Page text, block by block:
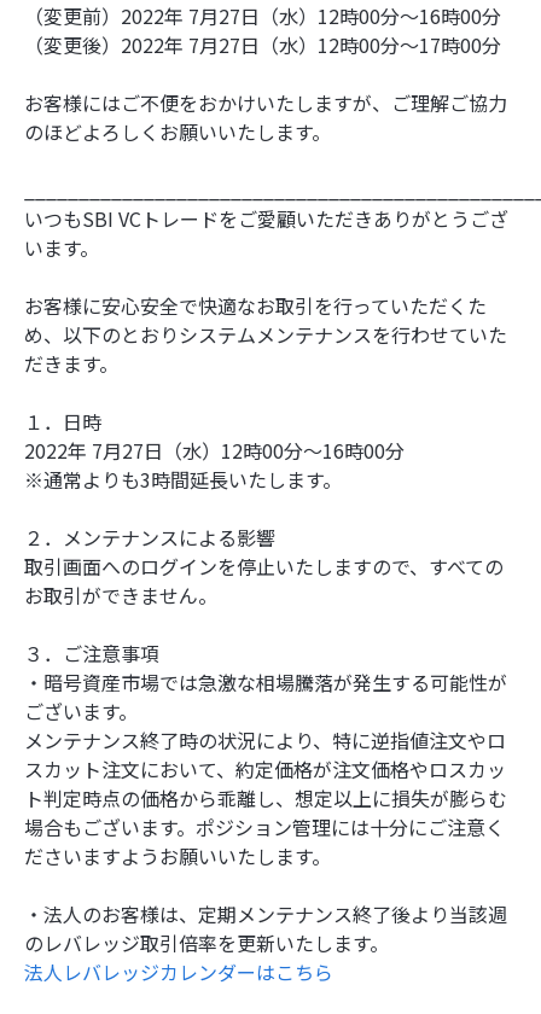
（変更前）2022年 7月27日（水）12時00分～16時00分
（変更後）2022年 7月27日（水）12時00分～17時00分
お客様にはご不便をおかけいたしますが、ご理解ご協力
のほどよろしくお願いいたします。
いつもSBI VCトレードをご愛顧いただきありがとうござ
います。
お客様に安心安全で快適なお取引を行っていただくた
め、以下のとおりシステムメンテナンスを行わせていた
だきます。
１．日時
2022年 7月27日（水）12時00分～16時00分
※通常よりも3時間延長いたします。
２．メンテナンスによる影響
取引画面へのログインを停止いたしますので、すべての
お取引ができません。
３．ご注意事項
・暗号資産市場では急激な相場騰落が発生する可能性が
ございます。
メンテナンス終了時の状況により、特に逆指値注文やロ
スカット注文において、約定価格が注文価格やロスカッ
ト判定時点の価格から乖離し、想定以上に損失が膨らむ
場合もございます。ポジション管理には十分にご注意く
ださいますようお願いいたします。
・法人のお客様は、定期メンテナンス終了後より当該週
のレバレッジ取引倍率を更新いたします。
法人レバレッジカレンダーはこちら